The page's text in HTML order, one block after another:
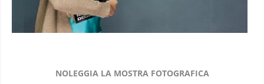
NOLEGGIA LA MOSTRA FOTOGRAFICA